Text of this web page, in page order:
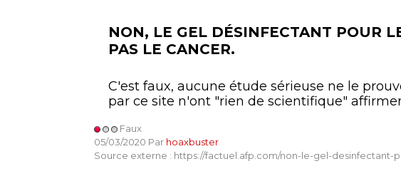
NON, LE GEL DÉSINFECTANT POUR
PAS LE CANCER.
C'est faux, aucune étude sérieuse ne le
par ce site n'ont "rien de scientifique"
Faux
05/03/2020 Par hoaxbuster
Source externe : https://factuel.afp.com/non-le-gel-desinfectant-